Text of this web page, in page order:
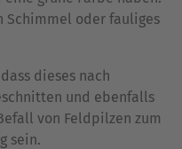
Schimmel oder fauliges
dieses nach
und ebenfalls
von Feldpilzen zum
sein.